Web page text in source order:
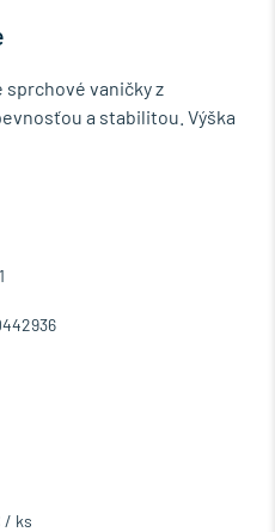
vaničky z
a stabilitou. Výška
/ ks